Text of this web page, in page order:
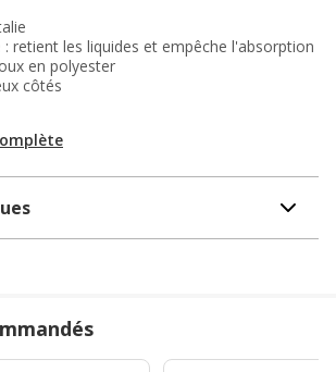
: retient les liquides et empêche l'absorption
en polyester
côtés